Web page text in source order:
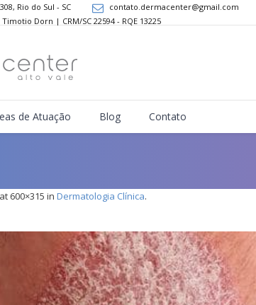
Rio do Sul - SC
contato.dermacenter@gmail.com
Dorn | CRM/SC 22594 - RQE 13225
de Atuação Blog Contato
at 600×315 in Dermatologia Clínica.